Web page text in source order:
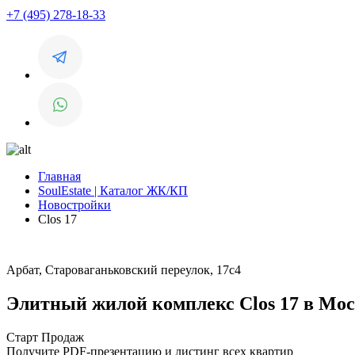
+7 (495) 278-18-33
Главная
SoulEstate | Каталог ЖК/КП
Новостройки
Clos 17
Арбат, Староваганьковский переулок, 17с4
Элитный жилой комплекс Clos 17 в
Старт Продаж
Получите PDF-презентацию и листинг всех квартир